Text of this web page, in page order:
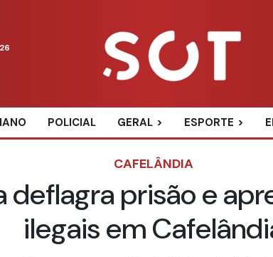
POLICIAL GERAL ESPORTE
CAFELÂNDIA
prisão e
ilegais em